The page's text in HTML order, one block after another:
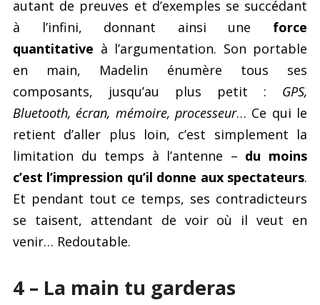
autant de preuves et d’exemples se succédant
à l’infini, donnant ainsi une force
quantitative à l’argumentation. Son portable
en main, Madelin énumère tous ses
composants, jusqu’au plus petit : GPS,
Bluetooth, écran, mémoire, processeur… Ce qui le
retient d’aller plus loin, c’est simplement la
limitation du temps à l’antenne – du moins
c’est l’impression qu’il donne aux spectateurs.
Et pendant tout ce temps, ses contradicteurs
se taisent, attendant de voir où il veut en
venir… Redoutable.
4 – La main tu garderas